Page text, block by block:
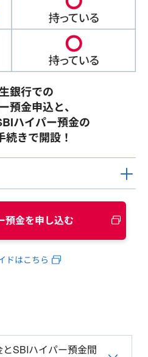
銀行での
預金申込と、
ハイパー預金の
続きで開設！
預金を申し込む
ドはこちら
SBIハイパー預金間